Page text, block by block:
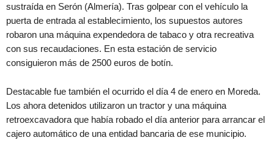
sustraída en Serón (Almería). Tras golpear con el vehículo la
puerta de entrada al establecimiento, los supuestos autores
robaron una máquina expendedora de tabaco y otra recreativa
con sus recaudaciones. En esta estación de servicio
consiguieron más de 2500 euros de botín.
Destacable fue también el ocurrido el día 4 de enero en Moreda.
Los ahora detenidos utilizaron un tractor y una máquina
retroexcavadora que había robado el día anterior para arrancar el
cajero automático de una entidad bancaria de ese municipio.